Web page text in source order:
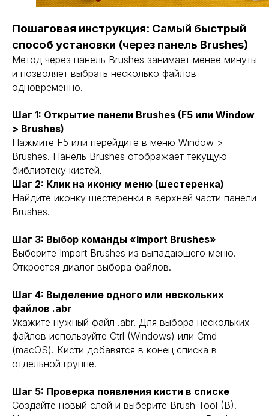
Пошаговая инструкция: Самый быстрый
способ установки (через панель Brushes)
Метод через панель Brushes занимает менее минуты
и позволяет выбрать несколько файлов
одновременно.
Шаг 1: Открытие панели Brushes (F5 или Window
> Brushes)
Нажмите F5 или перейдите в меню Window >
Brushes. Панель Brushes отображает текущую
библиотеку кистей.
Шаг 2: Клик на иконку меню (шестеренка)
Найдите иконку шестеренки в верхней части панели
Brushes.
Шаг 3: Выбор команды «Import Brushes»
Выберите Import Brushes из выпадающего меню.
Откроется диалог выбора файлов.
Шаг 4: Выделение одного или нескольких
файлов .abr
Укажите нужный файл .abr. Для выбора нескольких
файлов используйте Ctrl (Windows) или Cmd
(macOS). Кисти добавятся в конец списка в
отдельной группе.
Шаг 5: Проверка появления кисти в списке
Создайте новый слой и выберите Brush Tool (B).